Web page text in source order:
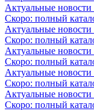
Актуальные
Скоро: полный
Актуальные
Скоро: полный
Актуальные
Скоро: полный
Актуальные
Скоро: полный
Актуальные
Скоро: полный